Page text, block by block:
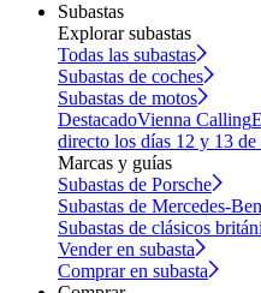
Subastas
Explorar subastas
Todas las subastas
Subastas de coches
Subastas de motos
DestacadoVienna Calling
directo los días 12 y 13 de
Marcas y guías
Subastas de Porsche
Subastas de Mercedes-
Subastas de clásicos
Vender en subasta
Comprar en subasta